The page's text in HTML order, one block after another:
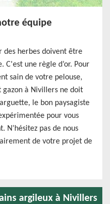
équipe
des herbes doivent être
C'est une règle d’or. Pour
sain de votre pelouse,
gazon à Nivillers ne doit
le bon paysagiste
pour vous
N’hésitez pas de nous
de votre projet de
argileux à Nivillers